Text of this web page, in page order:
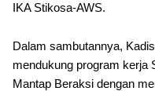
IKA Stikosa-AWS.
Dalam sambutannya,
mendukung program kerja
Mantap Beraksi dengan